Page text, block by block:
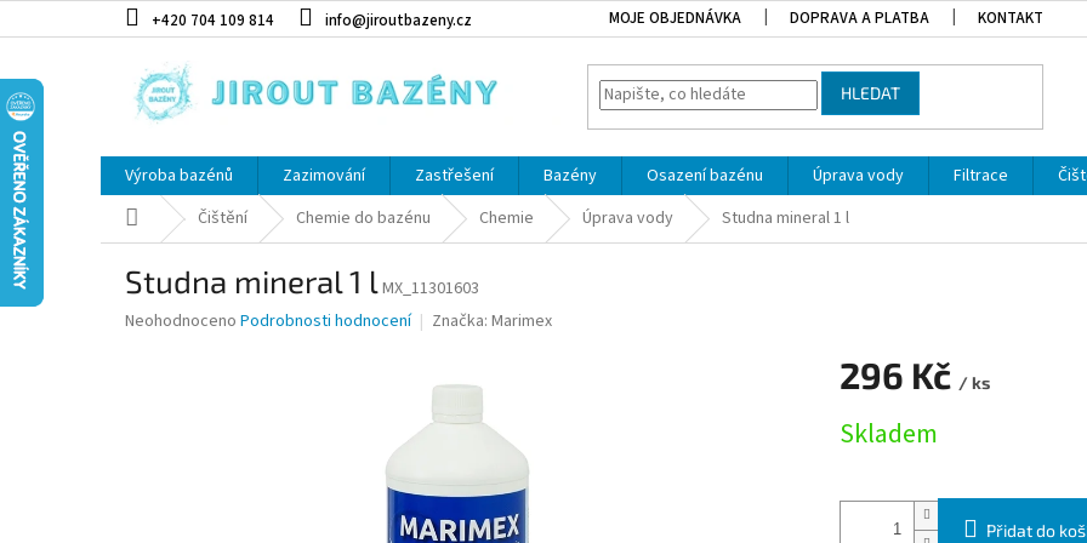
+420 704 109 814 info@jiroutbazeny.cz MOJE OBJEDNÁVKA DOPRAVA A PLATBA KONTAKT
HLEDAT
Výroba bazénů Zazimování Zastřešení Bazény Osazení bazénu Úprava vody Filtrace
Domů Čištění Chemie do bazénu Chemie Úprava vody Studna mineral 1 l
Studna mineral 1 lMX_11301603
Průměrné hodnocení produktu je 0,0 z 5 hvězdiček.
Neohodnoceno Podrobnosti hodnocení Značka: Marimex
296 Kč / ks
Skladem
Přidat do